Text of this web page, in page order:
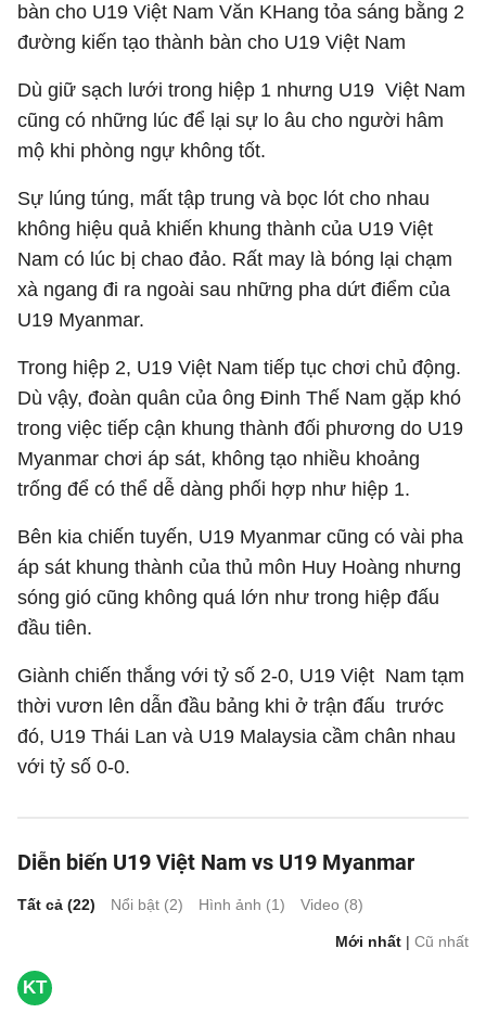
bàn cho U19 Việt Nam Văn KHang tỏa sáng bằng 2
đường kiến tạo thành bàn cho U19 Việt Nam
Dù giữ sạch lưới trong hiệp 1 nhưng U19 Việt Nam
cũng có những lúc để lại sự lo âu cho người hâm
mộ khi phòng ngự không tốt.
Sự lúng túng, mất tập trung và bọc lót cho nhau
không hiệu quả khiến khung thành của U19 Việt
Nam có lúc bị chao đảo. Rất may là bóng lại chạm
xà ngang đi ra ngoài sau những pha dứt điểm của
U19 Myanmar.
Trong hiệp 2, U19 Việt Nam tiếp tục chơi chủ động.
Dù vậy, đoàn quân của ông Đinh Thế Nam gặp khó
trong việc tiếp cận khung thành đối phương do U19
Myanmar chơi áp sát, không tạo nhiều khoảng
trống để có thể dễ dàng phối hợp như hiệp 1.
Bên kia chiến tuyến, U19 Myanmar cũng có vài pha
áp sát khung thành của thủ môn Huy Hoàng nhưng
sóng gió cũng không quá lớn như trong hiệp đấu
đầu tiên.
Giành chiến thắng với tỷ số 2-0, U19 Việt Nam tạm
thời vươn lên dẫn đầu bảng khi ở trận đấu trước
đó, U19 Thái Lan và U19 Malaysia cầm chân nhau
với tỷ số 0-0.
Diễn biến U19 Việt Nam vs U19 Myanmar
Tất cả (22) Nổi bật (2) Hình ảnh (1) Video (8)
Mới nhất | Cũ nhất
KT